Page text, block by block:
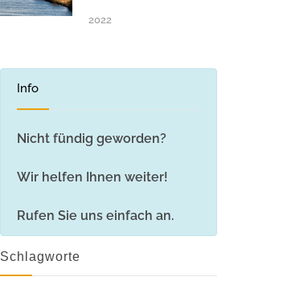
2022
Info
Nicht fündig geworden?
Wir helfen Ihnen weiter!
Rufen Sie uns einfach an.
Schlagworte